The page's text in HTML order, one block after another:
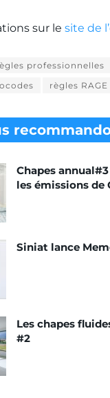
sur le site de
professionnelles
règles RAGE
Chapes
les émissions de
Siniat lance
Les chapes
#2